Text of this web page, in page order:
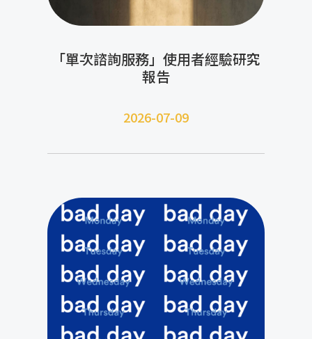
「單次諮詢服務」使用者經驗研究
報告
2026-07-09